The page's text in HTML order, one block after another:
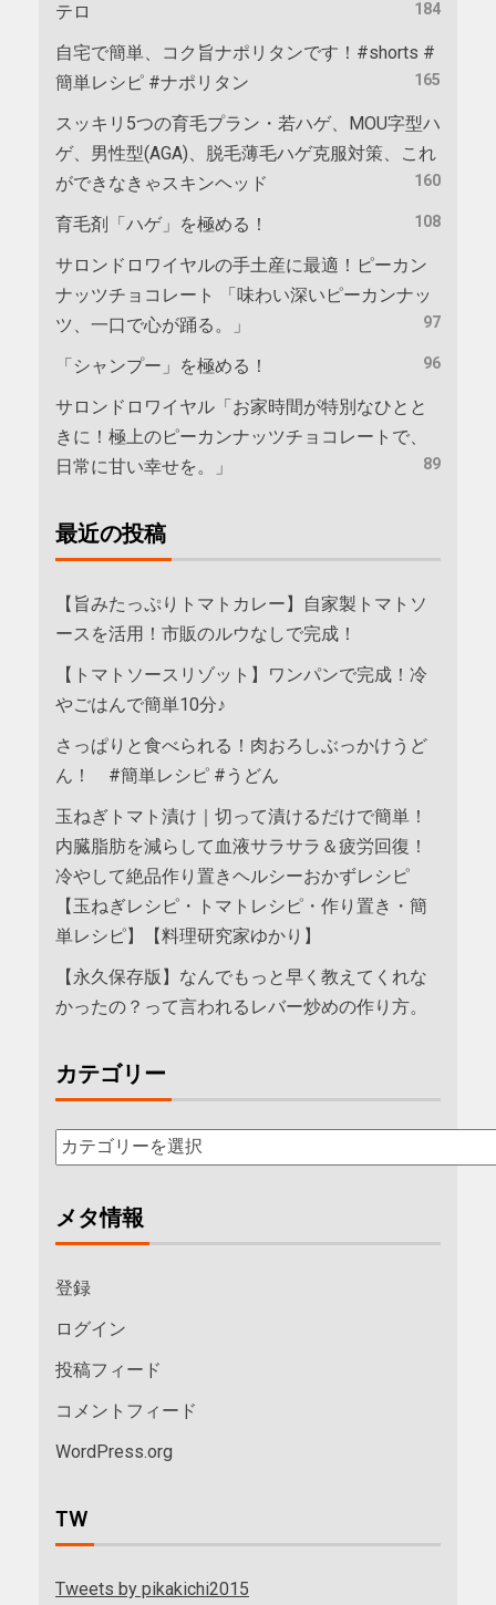
テロ 184
自宅で簡単、コク旨ナポリタンです！#shorts #
簡単レシピ #ナポリタン
165
スッキリ5つの育毛プラン・若ハゲ、MOU字型ハ
ゲ、男性型(AGA)、脱毛薄毛ハゲ克服対策、これ
ができなきゃスキンヘッド
160
育毛剤「ハゲ」を極める！ 108
サロンドロワイヤルの手土産に最適！ピーカン
ナッツチョコレート 「味わい深いピーカンナッ
ツ、一口で心が踊る。」
97
「シャンプー」を極める！ 96
サロンドロワイヤル「お家時間が特別なひとと
きに！極上のピーカンナッツチョコレートで、
日常に甘い幸せを。」
89
最近の投稿
【旨みたっぷりトマトカレー】自家製トマトソ
ースを活用！市販のルウなしで完成！
【トマトソースリゾット】ワンパンで完成！冷
やごはんで簡単10分♪
さっぱりと食べられる！肉おろしぶっかけうど
ん！ #簡単レシピ #うどん
玉ねぎトマト漬け｜切って漬けるだけで簡単！
内臓脂肪を減らして血液サラサラ＆疲労回復！
冷やして絶品作り置きヘルシーおかずレシピ
【玉ねぎレシピ・トマトレシピ・作り置き・簡
単レシピ】【料理研究家ゆかり】
【永久保存版】なんでもっと早く教えてくれな
かったの？って言われるレバー炒めの作り方。
カテゴリー
メタ情報
登録
ログイン
投稿フィード
コメントフィード
WordPress.org
TW
Tweets by pikakichi2015